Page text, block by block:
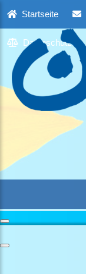
Startseite
Datenschutz